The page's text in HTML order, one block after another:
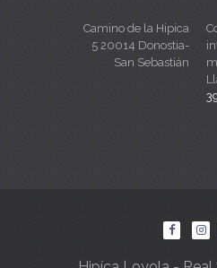
Camino de la Hipica
5 20014 Donostia-
San Sebastián
m